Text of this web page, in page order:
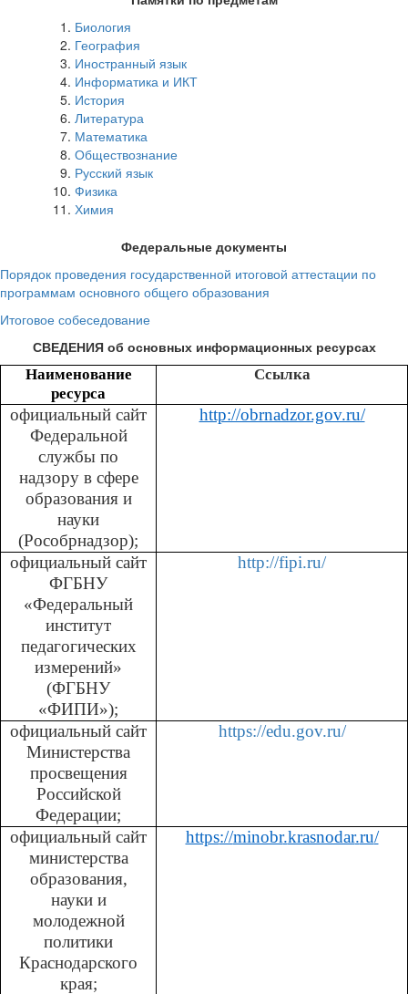
Биология
География
Иностранный язык
Информатика и ИКТ
История
Литература
Математика
Обществознание
Русский язык
Физика
Химия
Федеральные документы
Порядок проведения государственной итоговой аттестации по
программам основного общего образования
Итоговое собеседование
СВЕДЕНИЯ об основных информационных ресурсах
Наименование
ресурса
Ссылка
официальный сайт
Федеральной
службы по
надзору в сфере
образования и
науки
(Рособрнадзор);
http://obrnadzor.gov.ru/
официальный сайт
ФГБНУ
«Федеральный
институт
педагогических
измерений»
(ФГБНУ
«ФИПИ»);
http://fipi.ru/
официальный сайт
Министерства
просвещения
Российской
Федерации;
https://edu.gov.ru/
официальный сайт
министерства
образования,
науки и
молодежной
политики
Краснодарского
края;
https://minobr.krasnodar.ru/